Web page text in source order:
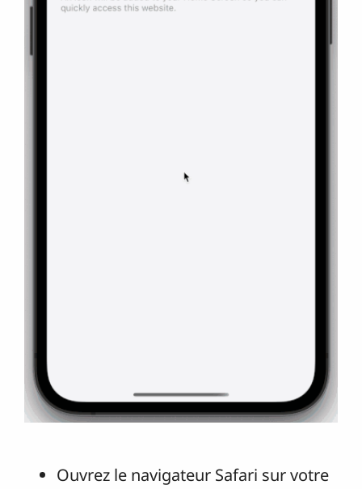
Ouvrez le navigateur Safari sur votre